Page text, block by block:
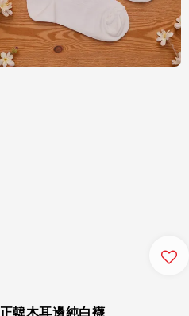
正韓木耳邊純白襪